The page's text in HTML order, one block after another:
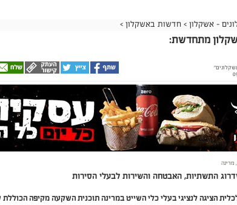
- אשקלון > חדשות באשקלון >
מתחדשת:
, מרינה
התשתיות, האבטחה והשירות לבעלי הסירות
הציגה לנציגי בעלי כלי השייט במרינה תוכנית השקעה מקיפה הכוללת